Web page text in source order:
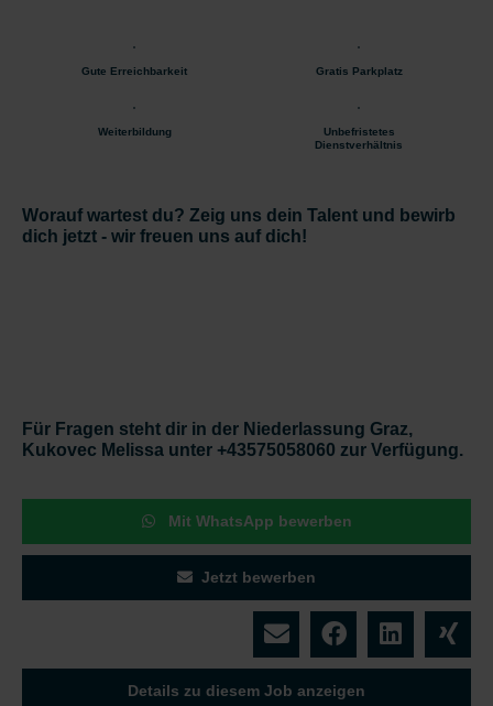
Gute Erreichbarkeit Gratis Parkplatz
Weiterbildung
Unbefristetes
Dienstverhältnis
Worauf wartest du? Zeig uns dein Talent und bewirb
dich jetzt - wir freuen uns auf dich!
Für Fragen steht dir in der Niederlassung Graz,
Kukovec Melissa unter +43575058060 zur Verfügung.
Mit WhatsApp bewerben
Jetzt bewerben
Details zu diesem Job anzeigen